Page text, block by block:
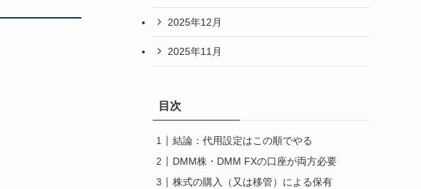
2025年12月
2025年11月
目次
結論：代用設定はこの順でやる
DMM株・DMM FXの口座が両方必要
株式の購入（又は移管）による保有